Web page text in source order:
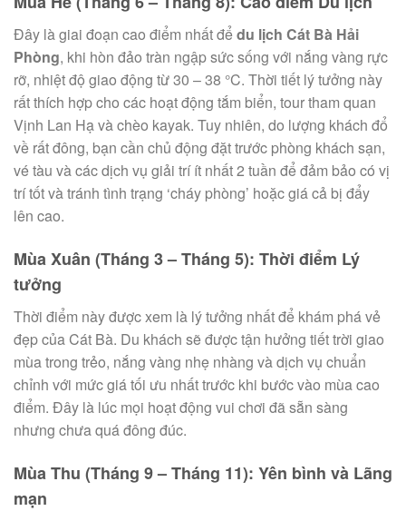
Đây là giai đoạn cao điểm nhất đểdu lịch Cát Bà Hải
Phòng, khi hòn đảo tràn ngập sức sống với nắng vàng rực
rỡ, nhiệt độ giao động từ 30 – 38 °C. Thời tiết lý tưởng này
rất thích hợp cho các hoạt động tắm biển, tour tham quan
Vịnh Lan Hạ và chèo kayak. Tuy nhiên, do lượng khách đổ
về rất đông, bạn cần chủ động đặt trước phòng khách sạn,
vé tàu và các dịch vụ giải trí ít nhất 2 tuần để đảm bảo có vị
trí tốt và tránh tình trạng ‘cháy phòng’ hoặc giá cả bị đẩy
lên cao.
Mùa Xuân (Tháng 3 – Tháng 5): Thời điểm Lý
tưởng
Thời điểm này được xem là lý tưởng nhất để khám phá vẻ
đẹp của Cát Bà. Du khách sẽ được tận hưởng tiết trời giao
mùa trong trẻo, nắng vàng nhẹ nhàng và dịch vụ chuẩn
chỉnh với mức giá tối ưu nhất trước khi bước vào mùa cao
điểm. Đây là lúc mọi hoạt động vui chơi đã sẵn sàng
nhưng chưa quá đông đúc.
Mùa Thu (Tháng 9 – Tháng 11): Yên bình và Lãng
mạn